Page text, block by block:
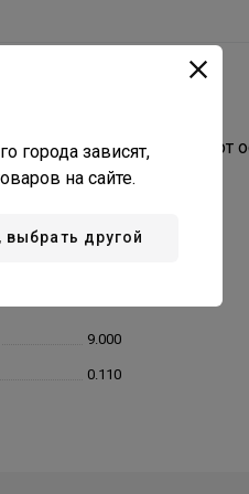
или отведения от
9.000
0.110
города зависят,
на сайте.
выбрать другой